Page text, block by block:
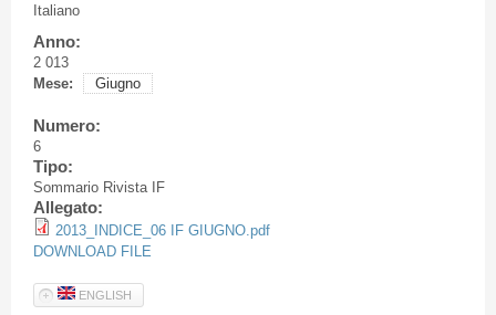
Italiano
Anno:
2 013
Mese:
Giugno
Numero:
6
Tipo:
Sommario Rivista IF
Allegato:
2013_INDICE_06 IF GIUGNO.pdf
DOWNLOAD FILE
ENGLISH